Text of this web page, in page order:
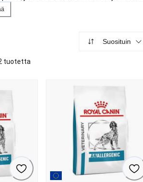
Suosituin
tuotetta